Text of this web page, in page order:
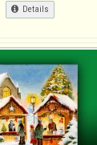
Details